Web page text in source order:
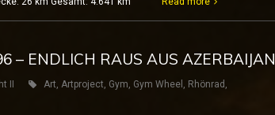
– ENDLICH RAUS AUS AZERBAIJAN
II Art, Artproject, Gym, Gym Wheel , Rhönrad ,